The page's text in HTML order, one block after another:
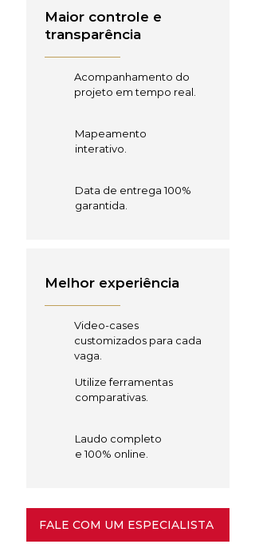
Maior controle e
transparência
Acompanhamento do
projeto em tempo real.
Mapeamento
interativo.
Data de entrega 100%
garantida.
Melhor experiência
Video-cases
customizados para cada
vaga.
Utilize ferramentas
comparativas.
Laudo completo
e 100% online.
FALE COM UM ESPECIALISTA